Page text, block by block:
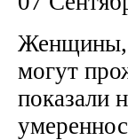
Женщины,
могут
показали